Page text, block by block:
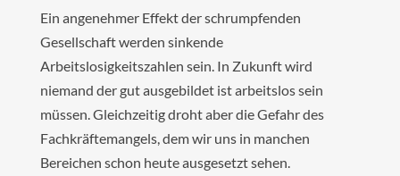
Ein angenehmer Effekt der schrumpfenden
Gesellschaft werden sinkende
Arbeitslosigkeitszahlen sein. In Zukunft wird
niemand der gut ausgebildet ist arbeitslos sein
müssen. Gleichzeitig droht aber die Gefahr des
Fachkräftemangels, dem wir uns in manchen
Bereichen schon heute ausgesetzt sehen.